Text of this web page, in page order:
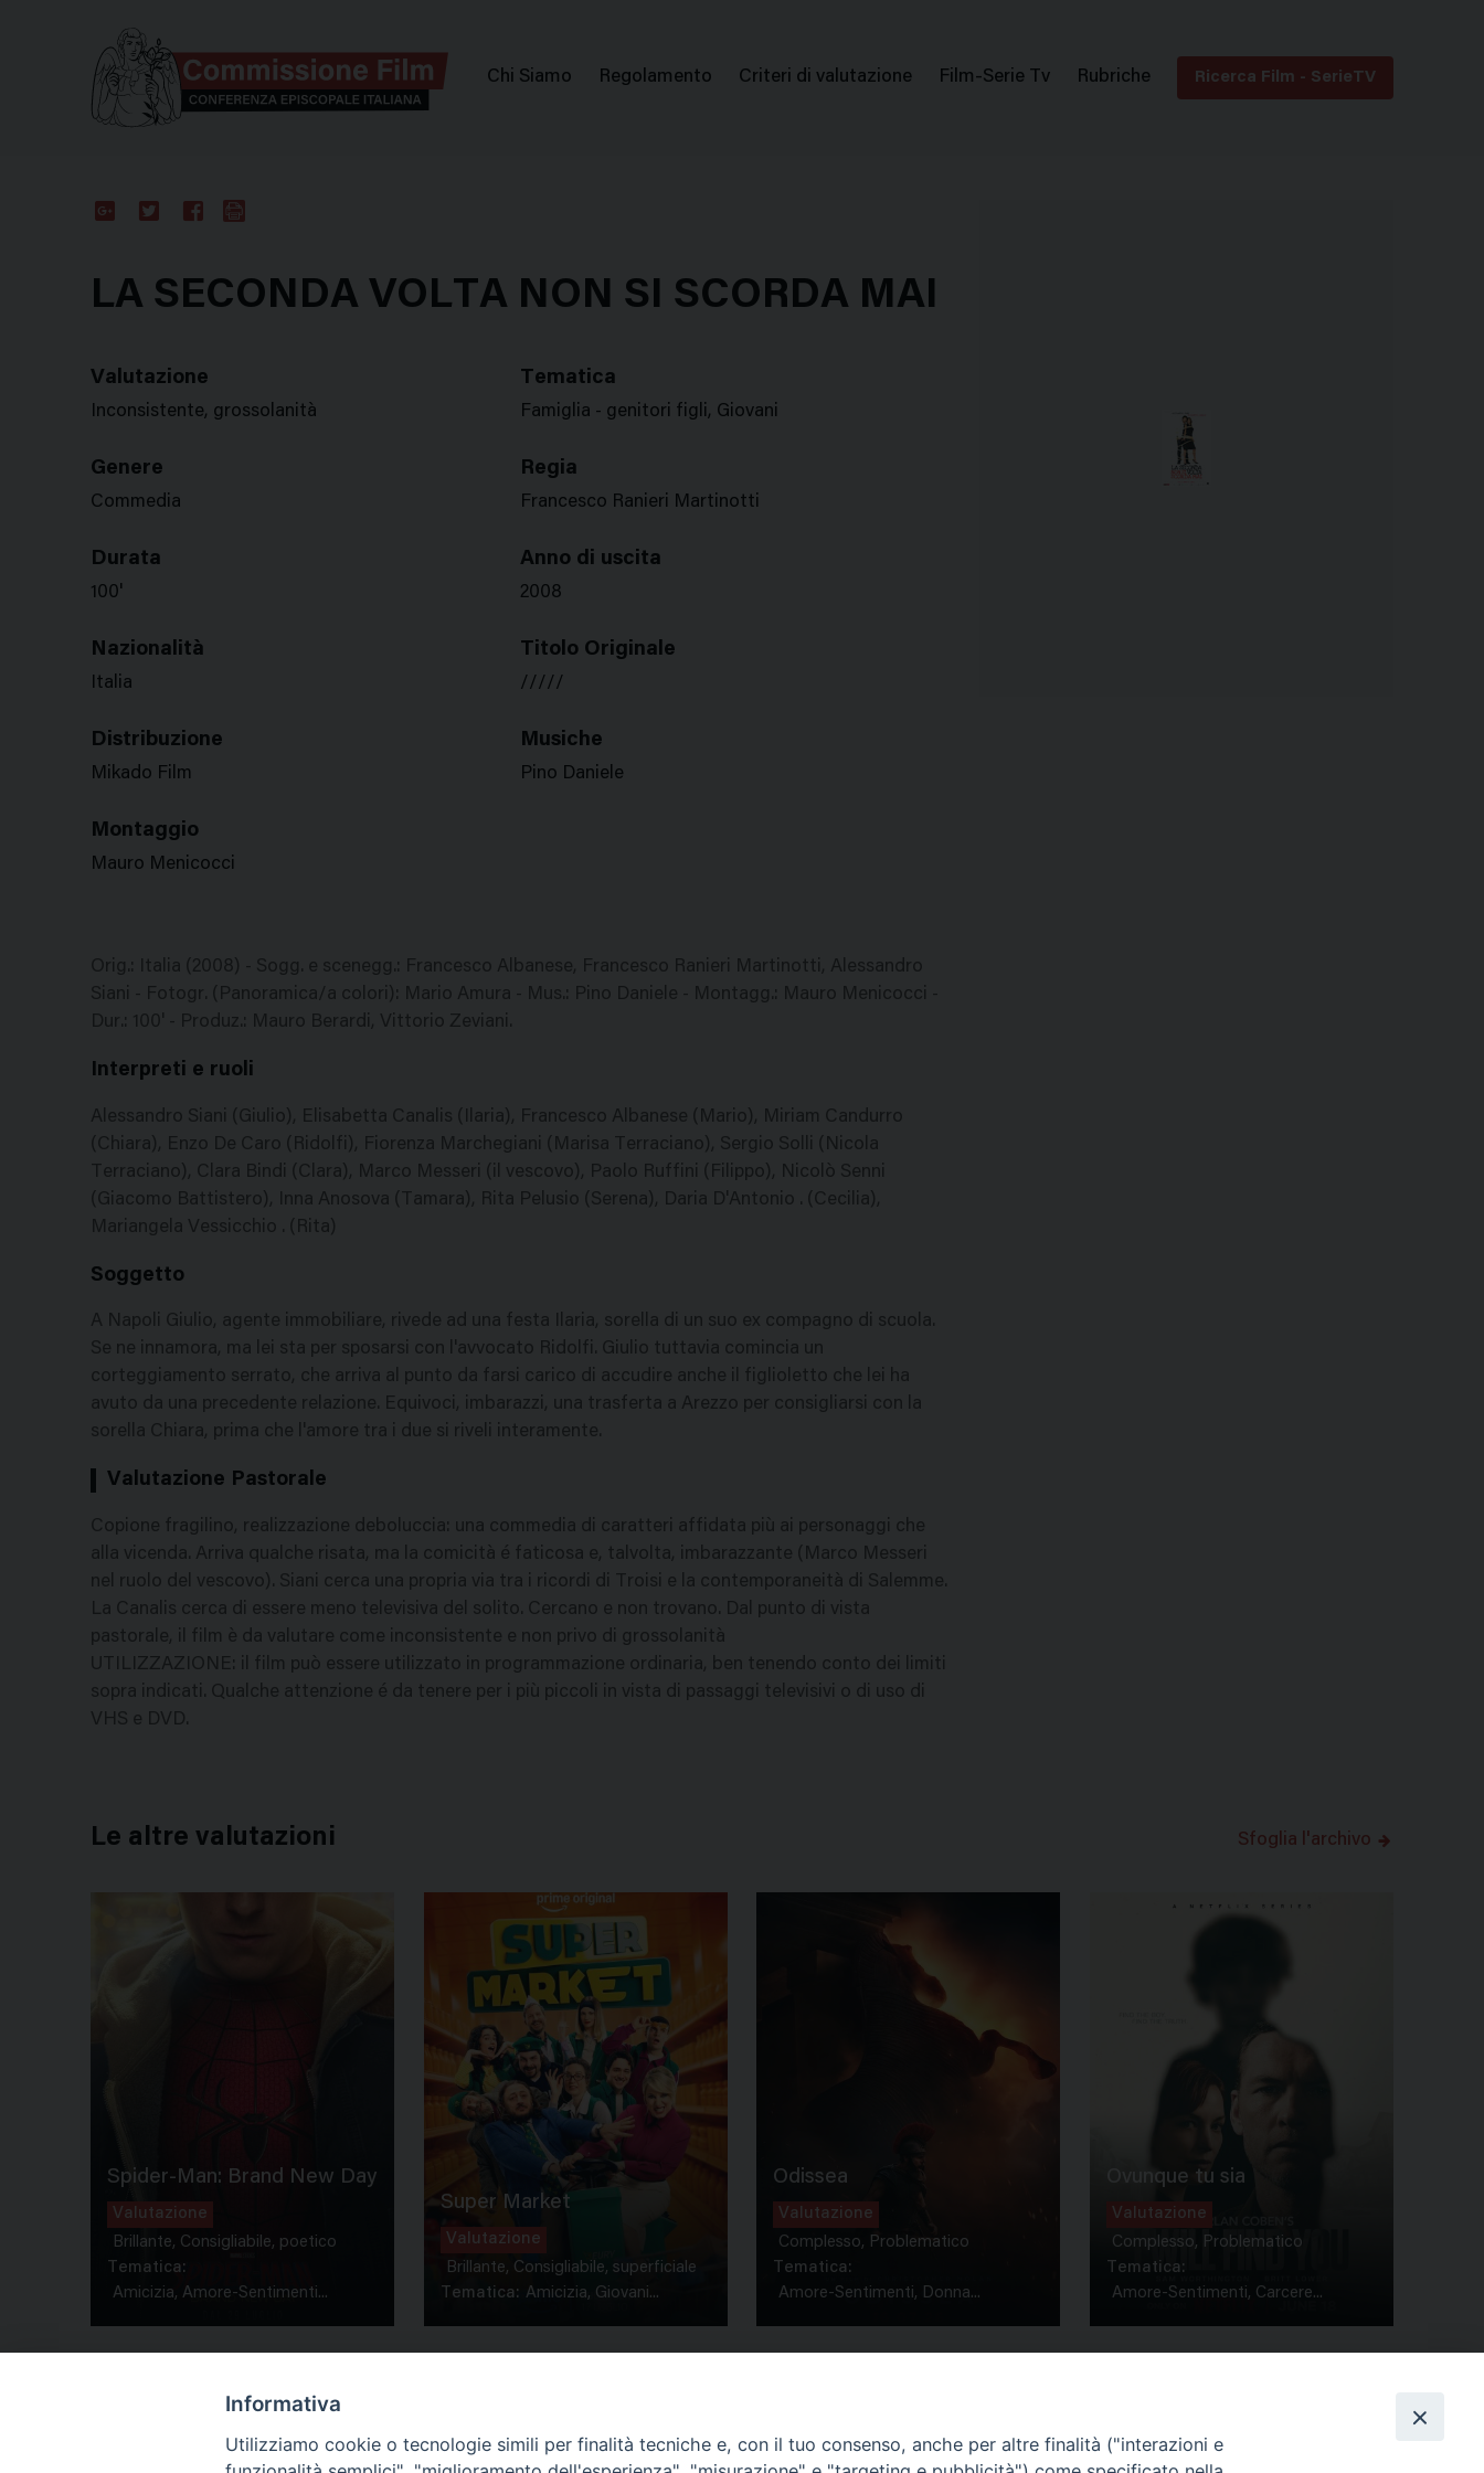
Menu
Chi Siamo Regolamento Criteri di valutazione Film-Serie Tv Rubriche Ricerca Film - SerieTV
LA SECONDA VOLTA NON SI SCORDA MAI
Valutazione
Inconsistente, grossolanità
Tematica
Famiglia - genitori figli, Giovani
Genere
Commedia
Regia
Francesco Ranieri Martinotti
Durata
100'
Anno di uscita
2008
Nazionalità
Italia
Titolo Originale
/////
Distribuzione
Mikado Film
Musiche
Pino Daniele
Montaggio
Mauro Menicocci
Orig.: Italia (2008) - Sogg. e scenegg.: Francesco Albanese, Francesco Ranieri Martinotti, Alessandro
Siani - Fotogr. (Panoramica/a colori): Mario Amura - Mus.: Pino Daniele - Montagg.: Mauro Menicocci -
Dur.: 100' - Produz.: Mauro Berardi, Vittorio Zeviani.
Interpreti e ruoli
Alessandro Siani (Giulio), Elisabetta Canalis (Ilaria), Francesco Albanese (Mario), Miriam Candurro
(Chiara), Enzo De Caro (Ridolfi), Fiorenza Marchegiani (Marisa Terraciano), Sergio Solli (Nicola
Terraciano), Clara Bindi (Clara), Marco Messeri (il vescovo), Paolo Ruffini (Filippo), Nicolò Senni
(Giacomo Battistero), Inna Anosova (Tamara), Rita Pelusio (Serena), Daria D'Antonio . (Cecilia),
Mariangela Vessicchio . (Rita)
Soggetto
A Napoli Giulio, agente immobiliare, rivede ad una festa Ilaria, sorella di un suo ex compagno di scuola.
Se ne innamora, ma lei sta per sposarsi con l'avvocato Ridolfi. Giulio tuttavia comincia un
corteggiamento serrato, che arriva al punto da farsi carico di accudire anche il figlioletto che lei ha
avuto da una precedente relazione. Equivoci, imbarazzi, una trasferta a Arezzo per consigliarsi con la
sorella Chiara, prima che l'amore tra i due si riveli interamente.
Valutazione Pastorale
Copione fragilino, realizzazione deboluccia: una commedia di caratteri affidata più ai personaggi che
alla vicenda. Arriva qualche risata, ma la comicità é faticosa e, talvolta, imbarazzante (Marco Messeri
nel ruolo del vescovo). Siani cerca una propria via tra i ricordi di Troisi e la contemporaneità di Salemme.
La Canalis cerca di essere meno televisiva del solito. Cercano e non trovano. Dal punto di vista
pastorale, il film è da valutare come inconsistente e non privo di grossolanità
UTILIZZAZIONE: il film può essere utilizzato in programmazione ordinaria, ben tenendo conto dei limiti
sopra indicati. Qualche attenzione é da tenere per i più piccoli in vista di passaggi televisivi o di uso di
VHS e DVD.
Le altre valutazioni Sfoglia l'archivo
Spider-Man: Brand New Day
Valutazione
Brillante, Consigliabile, poetico
Tematica:
Amicizia, Amore-Sentimenti...
Super Market
Valutazione
Brillante, Consigliabile, superficiale
Tematica: Amicizia, Giovani...
Odissea
Valutazione
Complesso, Problematico
Tematica:
Amore-Sentimenti, Donna...
Ovunque tu sia
Valutazione
Complesso, Problematico
Tematica:
Amore-Sentimenti, Carcere...
Informativa
Utilizziamo cookie o tecnologie simili per finalità tecniche e, con il tuo consenso, anche per altre finalità ("interazioni e